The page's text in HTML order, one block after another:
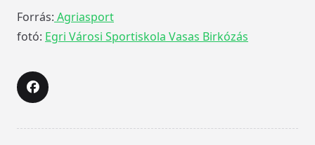
Forrás: Agriasport
fotó: Egri Városi Sportiskola Vasas Birkózás